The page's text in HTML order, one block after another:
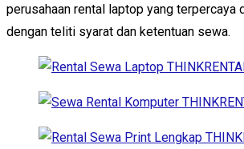
perusahaan rental laptop yang terpercaya
dengan teliti syarat dan ketentuan sewa.